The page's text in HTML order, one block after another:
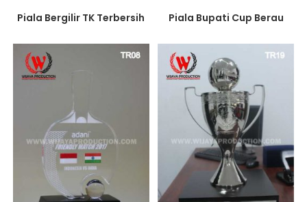
Piala Bergilir TK Terbersih Piala Bupati Cup Berau